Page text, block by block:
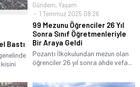
Bastı
Gündem, Yaşam
1 Temmuz 2025 08:26
99 Mezunu Öğrenciler 26 Yıl
Sonra Sınıf Öğretmenleriyle
Bir Araya Geldi
Pozantı İlkokulundan mezun olan
öğrenciler 26 yıl sonra ahde vefa...